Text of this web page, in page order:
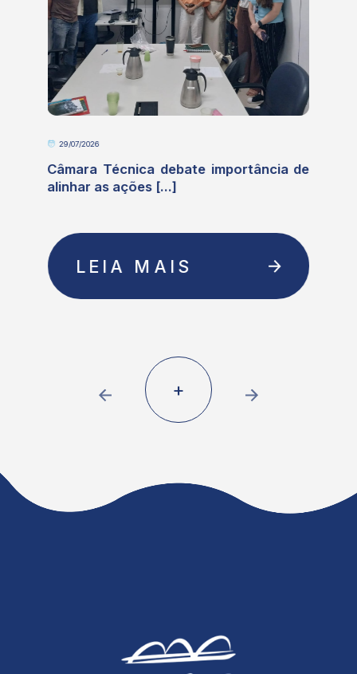
29/07/2026
Câmara Técnica debate importância de
alinhar as ações [...]
LEIA MAIS
+